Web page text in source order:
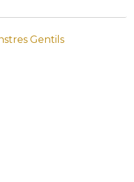
Gentils